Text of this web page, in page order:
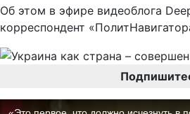
Об этом в эфире видеоблога
корреспондент